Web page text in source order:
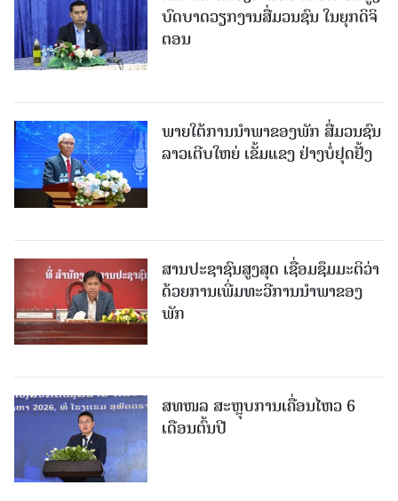
ບົດບາດວຽກງານສື່ມວນຊົນ ໃນຍຸກດິຈິ
ຕອນ
ພາຍໃຕ້ການນໍາພາຂອງພັກ ສື່ມວນຊົນ
ລາວເຕີບໃຫຍ່ ເຂັ້ມແຂງ ຢ່າງບໍ່ຢຸດຢັ້ງ
ສານປະຊາຊົນສູງສຸດ ເຊື່ອມຊຶມມະຕິວ່າ
ດ້ວຍການເພີ່ມທະວີການນຳພາຂອງ
ພັກ
ສທໜລ ສະຫຼຸບການເຄື່ອນໄຫວ 6
ເດືອນຕົ້ນປີ